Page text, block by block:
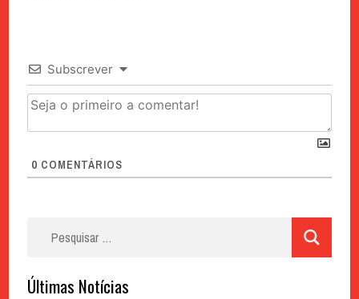
Subscrever
0 COMENTÁRIOS
Últimas Notícias